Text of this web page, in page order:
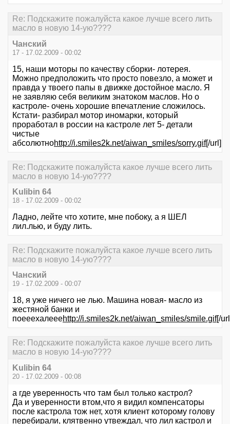
Re: Подскажите пожалуйста какое лучше всего лить
масло в новую 14-ую????
Чанский
17 - 17.02.2009 - 00:02
15, наши моторы по качеству сборки- лотерея.
Можно предположить что просто повезло, а может и
правда у твоего папы в движке достойное масло. Я
не заявляю себя великим знатоком маслов. Но о
кастроле- очень хорошие впечатление сложилось.
Кстати- разбирал мотор иномарки, который
проработал в россии на кастроле лет 5- детали
чистые
абсолютноhttp://i.smiles2k.net/aiwan_smiles/sorry.gif[/url]
Re: Подскажите пожалуйста какое лучше всего лить
масло в новую 14-ую????
Kulibin 64
18 - 17.02.2009 - 00:02
Ладно, лейте что хотите, мне побоку, а я ШЕЛ
лил.лью, и буду лить.
Re: Подскажите пожалуйста какое лучше всего лить
масло в новую 14-ую????
Чанский
19 - 17.02.2009 - 00:07
18, я уже ничего не лью. Машина новая- масло из
жестяной банки и
поееехалеееhttp://i.smiles2k.net/aiwan_smiles/smile.gif[/
Re: Подскажите пожалуйста какое лучше всего лить
масло в новую 14-ую????
Kulibin 64
20 - 17.02.2009 - 00:08
а где уверенность что там был только кастрол?
Да и уверенности втом,что я видил компенсаторы
после кастрола тож нет, хотя клиент которому голову
перебирали, клятвенно утвеждал, что лил кастрол и